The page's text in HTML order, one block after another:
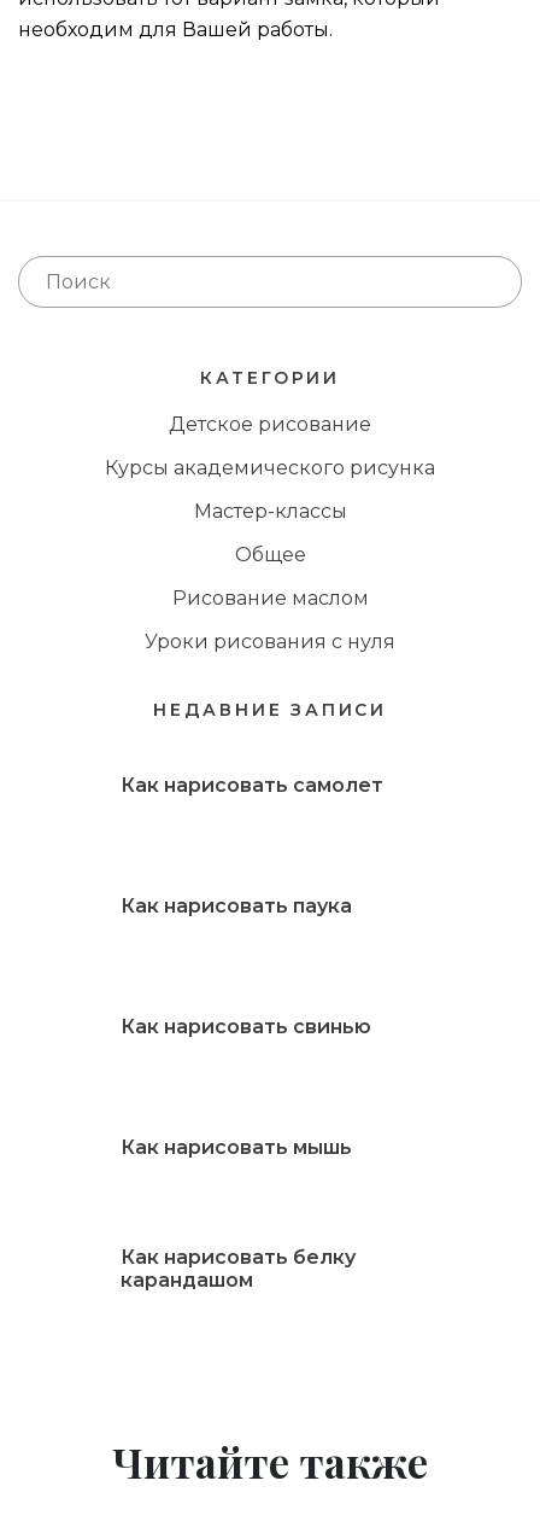
необходим для Вашей работы.
КАТЕГОРИИ
Детское рисование
Курсы академического рисунка
Мастер-классы
Общее
Рисование маслом
Уроки рисования с нуля
НЕДАВНИЕ ЗАПИСИ
Как нарисовать самолет
Как нарисовать паука
Как нарисовать свинью
Как нарисовать мышь
Как нарисовать белку
карандашом
Читайте также